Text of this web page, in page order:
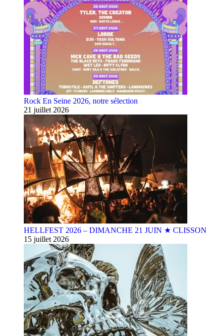
Rock En Seine 2026, notre sélection
21 juillet 2026
HELLFEST 2026 – DIMANCHE 21 JUIN ★ CLISSON
15 juillet 2026